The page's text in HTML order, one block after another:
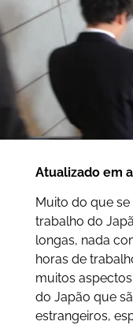
Atualizado em
Muito do que
trabalho do
longas, nada
horas de
muitos
do Japão que
estrangeiros,